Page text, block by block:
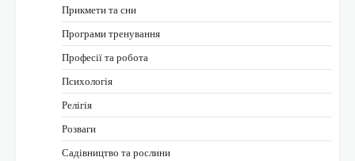
Прикмети та сни
Програми тренування
Професії та робота
Психологія
Релігія
Розваги
Садівництво та рослини